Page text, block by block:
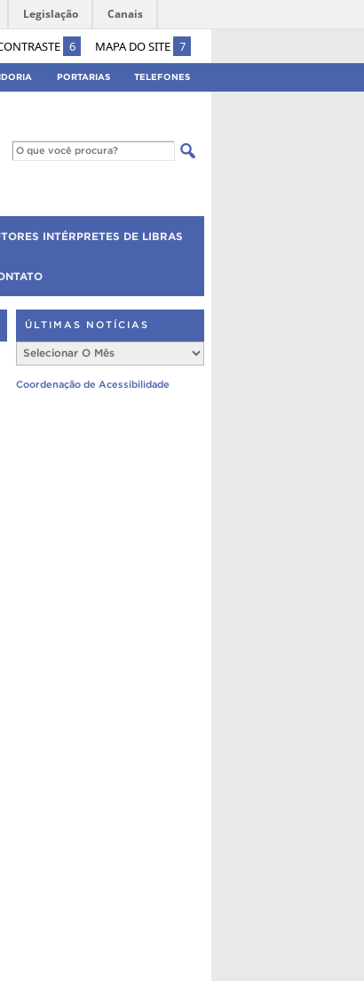
6 MAPA DO SITE 7
Legislação Canais
PORTARIAS TELEFONES
INTÉRPRETES DE LIBRAS
ÚLTIMAS NOTÍCIAS
Últimas
Notícias
Coordenação de Acessibilidade